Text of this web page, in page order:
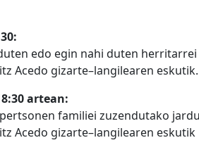
edo egin nahi duten herritarrei
Acedo gizarte–langilearen eskutik.
artean:
familiei zuzendutako
Acedo gizarte–langilearen eskutik